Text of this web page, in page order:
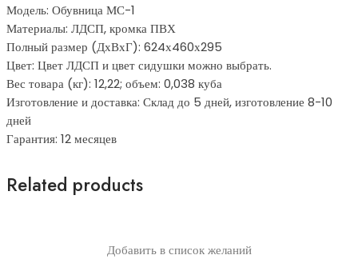
Модель: Обувница МС-1
Материалы: ЛДСП, кромка ПВХ
Полный размер (ДхВхГ): 624х460х295
Цвет: Цвет ЛДСП и цвет сидушки можно выбрать.
Вес товара (кг): 12,22; объем: 0,038 куба
Изготовление и доставка: Склад до 5 дней, изготовление 8-10
дней
Гарантия: 12 месяцев
Related products
Добавить в список желаний